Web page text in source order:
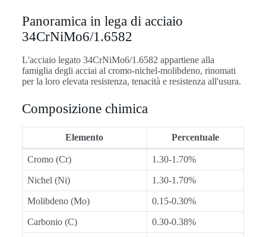
Panoramica in lega di acciaio
34CrNiMo6/1.6582
L'acciaio legato 34CrNiMo6/1.6582 appartiene alla
famiglia degli acciai al cromo-nichel-molibdeno, rinomati
per la loro elevata resistenza, tenacità e resistenza all'usura.
Composizione chimica
Elemento Percentuale
Cromo (Cr) 1.30-1.70%
Nichel (Ni) 1.30-1.70%
Molibdeno (Mo) 0.15-0.30%
Carbonio (C) 0.30-0.38%